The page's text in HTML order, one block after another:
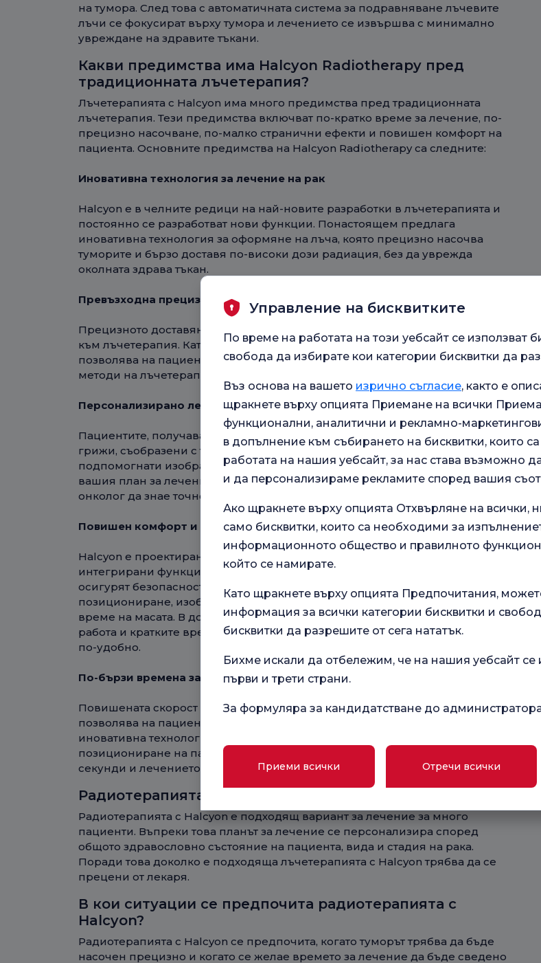
на тумора. След това с автоматичната система за подравняване лъчевите
лъчи се фокусират върху тумора и лечението се извършва с минимално
увреждане на здравите тъкани.
Какви предимства има Halcyon Radiotherapy пред
традиционната лъчетерапия?
Лъчетерапията с Halcyon има много предимства пред традиционната
лъчетерапия. Тези предимства включват по-кратко време за лечение, по-
прецизно насочване, по-малко странични ефекти и повишен комфорт на
пациента. Основните предимства на Halcyon Radiotherapy са следните:
Иновативна технология за лечение на рак
Halcyon е в челните редици на най-новите разработки в лъчетерапията и
постоянно се разработват нови функции. Понастоящем предлага
иновативна технология за оформяне на лъча, която прецизно насочва
туморите и бързо доставя по-високи дози радиация, без да уврежда
околната здрава тъкан.
Превъзходна прецизност
Прецизното доставяне на халционни лъчи е по-лесно за тези, чувствителни
към лъчетерапия. Като предпазва максимално околните тъкани, той
позволява на пациентите да се възстановяват по-бързо от традиционните
методи на лъчетерапия.
Персонализирано лечение
Пациентите, получаващи терапия с Halcyon, получават специализирани
грижи, съобразени с техните индивидуални нужди. Компютърно
подпомогнати изображения се използват за индивидуален дизайн на
вашия план за лечение. Тези изображения помагат на вашия радиационен
онколог да знае точно къде да прилага дози радиация всеки път.
Повишен комфорт и сигурност
Halcyon е проектиран с оглед на нуждите на пациентите. Много
интегрирани функции могат да помогнат за намаляване на стреса, да
осигурят безопасност и да създадат по-удобна среда. Бързото
позициониране, изобразяване и лечение означава, че прекарвате по-малко
време на масата. В допълнение, неговият широк тунел от 100 см, тихата
работа и кратките времена на лечение правят изживяването на пациента
по-удобно.
По-бързи времена за лечение
Повишената скорост и високата чувствителност на системата Halcyon
позволява на пациентите да получат по-бързо лечение. С комбинация от
иновативна технология за оформяне на лъча, изображения и
позициониране на пациента, изображенията се получават за по-малко от 15
секунди и лечението може да се приложи за приблизително две минути.
Радиотерапията с Halcyon подходяща ли е за всеки?
Радиотерапията с Halcyon е подходящ вариант за лечение за много
пациенти. Въпреки това планът за лечение се персонализира според
общото здравословно състояние на пациента, вида и стадия на рака.
Поради това доколко е подходяща лъчетерапията с Halcyon трябва да се
прецени от лекаря.
В кои ситуации се предпочита радиотерапията с
Halcyon?
Радиотерапията с Halcyon се предпочита, когато туморът трябва да бъде
насочен прецизно и когато се желае времето за лечение да бъде сведено
Управление на бисквитките
По време на работата на този уебсайт се използват
свобода да избирате кои категории бисквитки да
Въз основа на вашето изрично съгласие, както е
щракнете върху опцията Приемане на всички
функционални, аналитични и рекламно-
в допълнение към събирането на бисквитки, които
работата на нашия уебсайт, за нас става възможно
и да персонализираме рекламите според вашия
Ако щракнете върху опцията Отхвърляне на
само бисквитки, които са необходими за
информационното общество и правилното
който се намирате.
Като щракнете върху опцията Предпочитания,
информация за всички категории бисквитки и
бисквитки да разрешите от сега нататък.
Бихме искали да отбележим, че на нашия уебсайт се
първи и трети страни.
За формуляра за кандидатстване до
Приеми всички Отречи всички